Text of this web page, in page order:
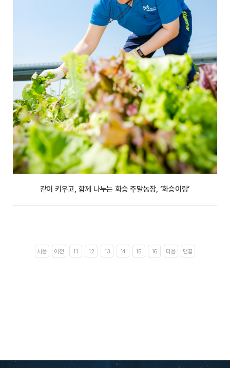
같이 키우고, 함께 나누는 화승 주말농장, ‘화승이랑’
처음 이전 11 12 13 14 15 16 다음 맨끝